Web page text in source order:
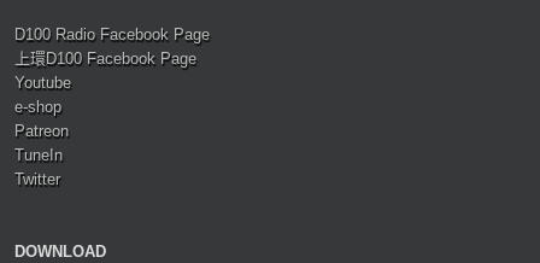
D100 Radio Facebook Page
上環D100 Facebook Page
Youtube
e-shop
Patreon
TuneIn
Twitter
DOWNLOAD